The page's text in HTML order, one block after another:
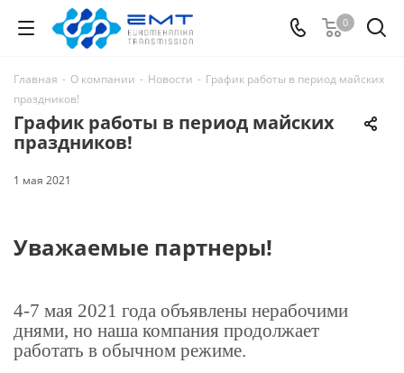
0
Главная - О компании - Новости - График работы в период майских
праздников!
График работы в период майских
праздников!
1 мая 2021
Уважаемые партнеры!
4-7 мая 2021 года объявлены нерабочими
днями, но наша компания продолжает
работать в обычном режиме.